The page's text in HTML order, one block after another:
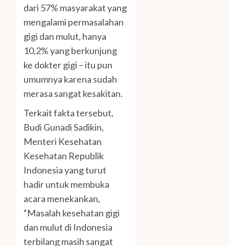
dari 57% masyarakat yang
mengalami permasalahan
gigi dan mulut, hanya
10,2% yang berkunjung
ke dokter gigi – itu pun
umumnya karena sudah
merasa sangat kesakitan.
Terkait fakta tersebut,
Budi Gunadi Sadikin,
Menteri Kesehatan
Kesehatan Republik
Indonesia yang turut
hadir untuk membuka
acara menekankan,
“Masalah kesehatan gigi
dan mulut di Indonesia
terbilang masih sangat